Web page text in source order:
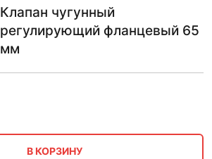
Клапан чугунный
регулирующий фланцевый 65
мм
В КОРЗИНУ